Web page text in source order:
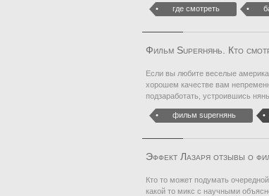
где смотреть
Фильм Superнянь. Кто
Если вы любите веселые
хорошем качестве вам
подзаработать, устроившись
фильм superнянь
Эффект Лазаря отзывы о
Кто то может подумать
какой то микс с научными